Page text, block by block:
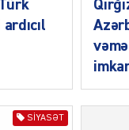
DÜNYA
SIYASƏT